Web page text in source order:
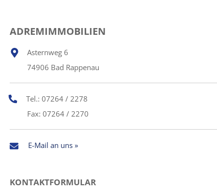
ADREMIMMOBILIEN
Asternweg 6
74906 Bad Rappenau
Tel.: 07264 / 2278
Fax: 07264 / 2270
E-Mail an uns »
KONTAKTFORMULAR